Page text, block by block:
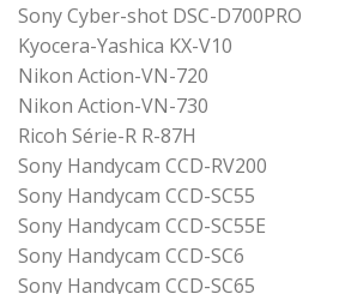
Sony Cyber-shot DSC-D700PRO
Kyocera-Yashica KX-V10
Nikon Action-VN-720
Nikon Action-VN-730
Ricoh Série-R R-87H
Sony Handycam CCD-RV200
Sony Handycam CCD-SC55
Sony Handycam CCD-SC55E
Sony Handycam CCD-SC6
Sony Handycam CCD-SC65